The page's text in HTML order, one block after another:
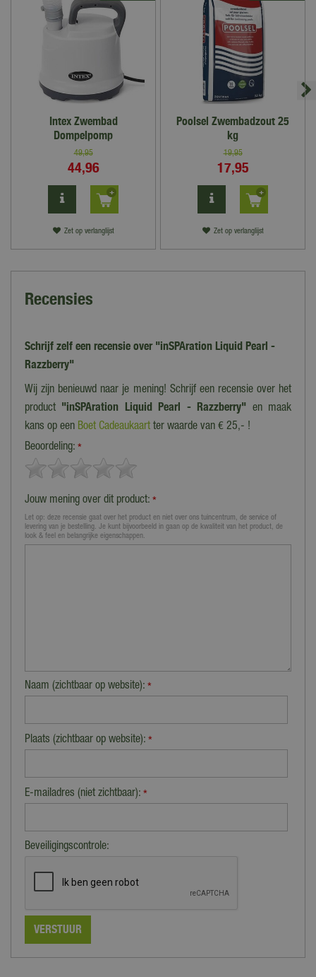
Intex Zwembad
Dompelpomp
49,95
44,96
Zet op verlanglijst
Poolsel Zwembadzout 25
kg
19,95
17,95
Zet op verlanglijst
Recensies
Schrijf zelf een recensie over "inSPAration Liquid Pearl -
Razzberry"
Wij zijn benieuwd naar je mening! Schrijf een recensie over het
product "inSPAration Liquid Pearl - Razzberry" en maak
kans op een Boet Cadeaukaart ter waarde van € 25,- !
Beoordeling: *
Jouw mening over dit product: *
Let op: deze recensie gaat over het product en niet over ons tuincentrum, de service of
levering van je bestelling. Je kunt bijvoorbeeld in gaan op de kwaliteit van het product, de
look & feel en belangrijke eigenschappen.
Naam (zichtbaar op website): *
Plaats (zichtbaar op website): *
E-mailadres (niet zichtbaar): *
Beveiligingscontrole: